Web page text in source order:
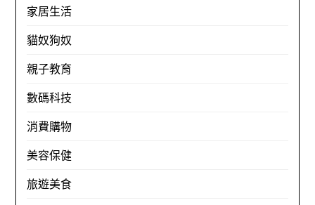
家居生活
貓奴狗奴
親子教育
數碼科技
消費購物
美容保健
旅遊美食